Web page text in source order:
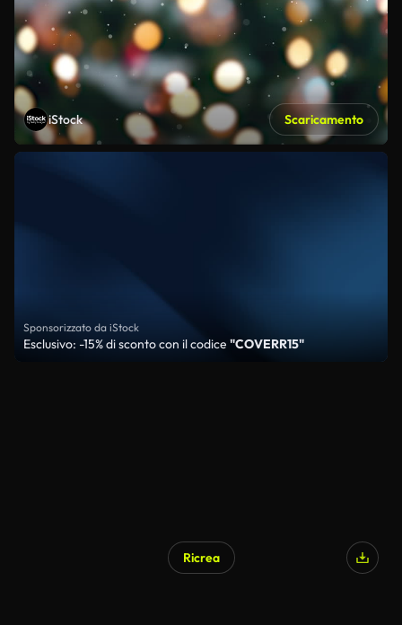
iStock Scaricamento
Sponsorizzato da iStock
Esclusivo: -15% di sconto con il codice "COVERR15"
Ricrea